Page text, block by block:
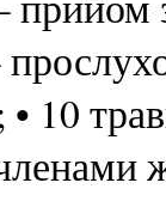
• 10